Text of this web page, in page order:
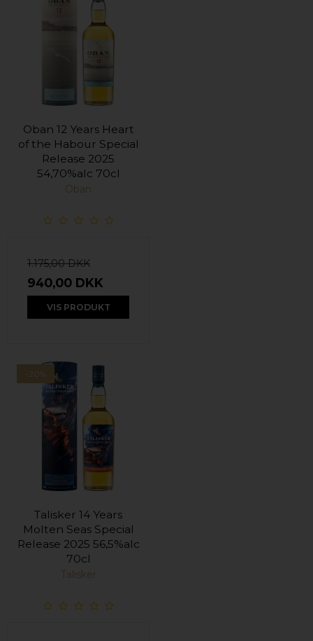
Oban 12 Years Heart
of the Habour Special
Release 2025
54,70%alc 70cl
Oban
1.175,00 DKK
940,00 DKK
VIS PRODUKT
-20%
Talisker 14 Years
Molten Seas Special
Release 2025 56,5%alc
70cl
Talisker